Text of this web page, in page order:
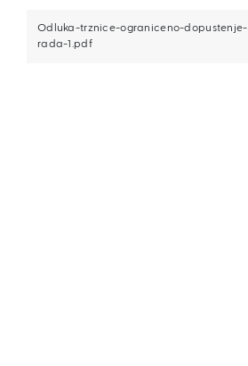
Odluka-trznice-ograniceno-dopustenje-
rada-1.pdf